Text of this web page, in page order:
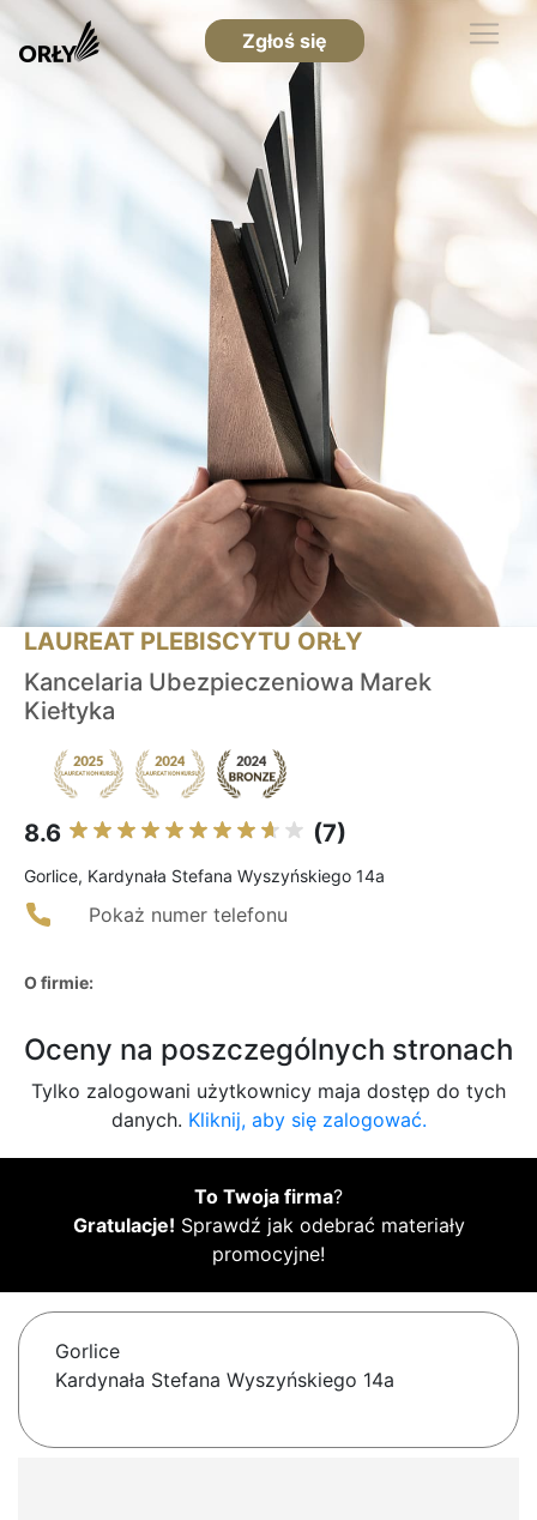
Zgłoś się
LAUREAT PLEBISCYTU ORŁY
Kancelaria Ubezpieczeniowa Marek
Kiełtyka
8.6 (7)
Gorlice, Kardynała Stefana Wyszyńskiego 14a
Pokaż numer telefonu
O firmie:
Oceny na poszczególnych stronach
Tylko zalogowani użytkownicy maja dostęp do tych
danych. Kliknij, aby się zalogować.
To Twoja firma?
Gratulacje! Sprawdź jak odebrać materiały
promocyjne!
Gorlice
Kardynała Stefana Wyszyńskiego 14a